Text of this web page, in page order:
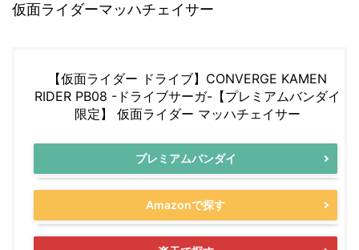
仮面ライダーマッハチェイサー
【仮面ライダー ドライブ】CONVERGE KAMEN
RIDER PB08 -ドライブサーガ-【プレミアムバンダイ
限定】 仮面ライダー マッハチェイサー
プレミアムバンダイ
Amazonで探す